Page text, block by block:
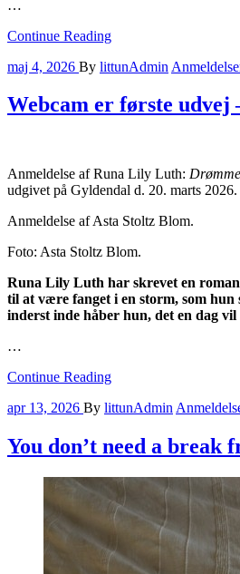
…
Continue Reading
maj 4, 2026 By littunAdmin
Webcam er første udvej
Anmeldelse af Runa Lily Luth:
udgivet på Gyldendal d. 20. marts 2026.
Anmeldelse af Asta Stoltz Blom.
Foto: Asta Stoltz Blom.
Runa Lily Luth har skrevet en
til at være fanget i en storm, som hun
inderst inde håber hun, det en dag
…
Continue Reading
apr 13, 2026 By littunAdmin
You don’t need a break